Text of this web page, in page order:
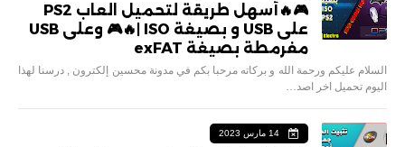
🎮🔥أسهل طريقة لتحميل العاب PS2
على USB و بصيغة ISO |🔥🎮 وعلى USB
مفرمطة بصيغة exFAT
السلام عليكم ورحمة الله و بركاته مرحبا بكم في مدونة محسين إلكترون , درسنا لهذا
اليوم تحميل اخر اصد…
14 مارس 2023